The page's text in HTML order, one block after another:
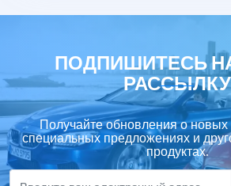
ПОДПИШИТЕСЬ
РАССЫЛКУ
Получайте обновления о новых
специальных предложениях и
продуктах.